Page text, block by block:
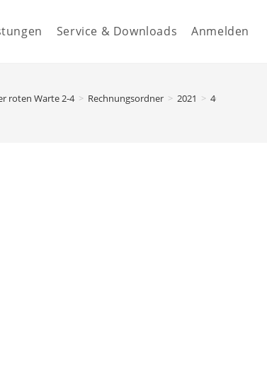
Service & Downloads Anmelden
roten Warte 2-4 > Rechnungsordner > 2021 > 40.05000 -